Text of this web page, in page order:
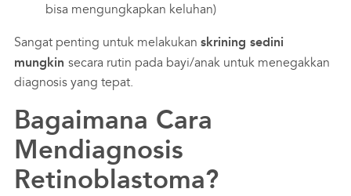
bisa mengungkapkan keluhan)
Sangat penting untuk melakukan skrining sedini
mungkin secara rutin pada bayi/anak untuk menegakkan
diagnosis yang tepat.
Bagaimana Cara
Mendiagnosis
Retinoblastoma?